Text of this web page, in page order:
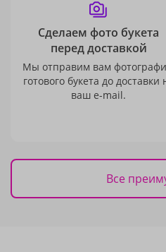
Сделаем фото букета
перед доставкой
Мы отправим вам
готового букета до доставки
ваш e-mail.
Все